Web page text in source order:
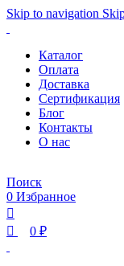
Skip to navigation
Каталог
Оплата
Доставка
Сертификация
Блог
Контакты
О нас
Поиск
0 Избранное
0 ₽